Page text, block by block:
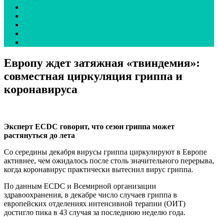
Европу ждет затяжная «твиндемия»:
совместная циркуляция гриппа и
коронавируса
Эксперт ECDC говорит, что сезон гриппа может
растянуться до лета
Со середины декабря вирусы гриппа циркулируют в Европе
активнее, чем ожидалось после столь значительного перерыва,
когда коронавирус практически вытеснил вирус гриппа.
По данным ECDC и Всемирной организации
здравоохранения, в декабре число случаев гриппа в
европейских отделениях интенсивной терапии (ОИТ)
достигло пика в 43 случая за последнюю неделю года.